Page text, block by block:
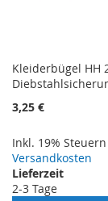
Kleiderbügel HH
3,25 €
Inkl. 19% Steuern
Versandkosten
Lieferzeit
2-3 Tage